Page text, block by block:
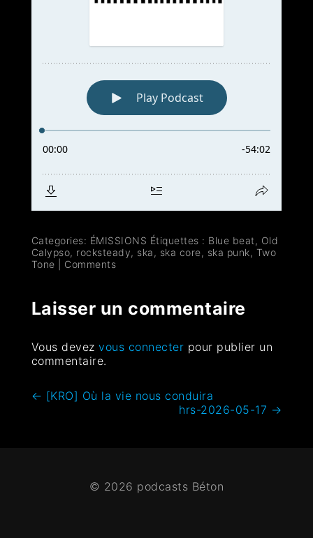
Categories: ÉMISSIONS Étiquettes : Blue beat , Old
Calypso, rocksteady, ska , ska core, ska punk, Two
Tone
Comments
Laisser un commentaire
Vous devezvous connecter pour publier un
commentaire.
← [KRO] Où la vie nous conduira
hrs-2026-05-17 →
© 2026 podcasts Béton